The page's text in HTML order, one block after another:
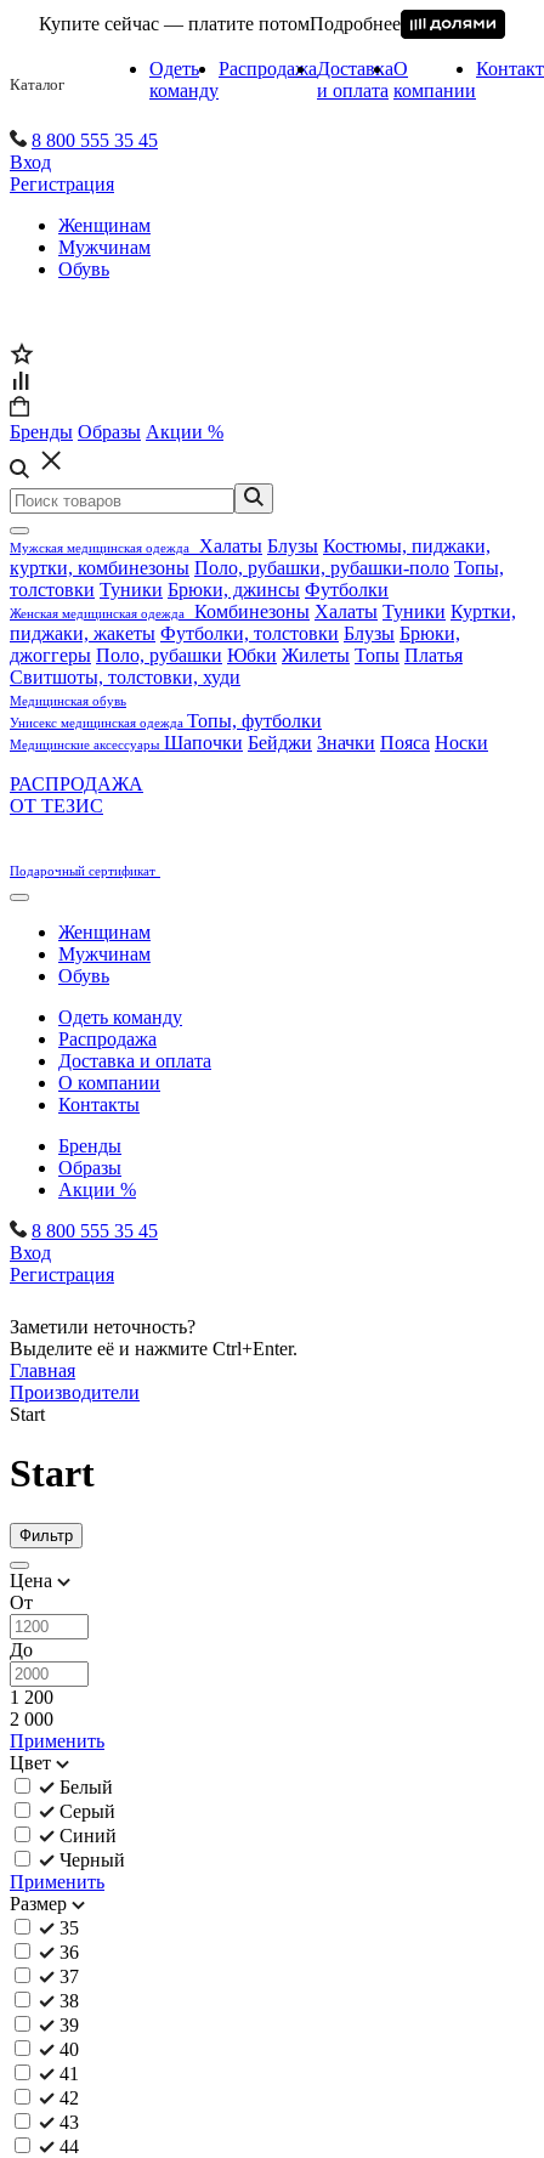
Купите сейчас — платите потомПодробнее
Каталог
Одеть
команду
РаспродажаДоставка
и оплата
О
компании
8 800 555 35 45
Вход
Регистрация
Женщинам
Мужчинам
Обувь
Бренды Образы Акции %
Мужская медицинская одежда Халаты Блузы Костюмы, пиджаки,
куртки, комбинезоны Поло, рубашки, рубашки-поло Топы,
толстовки Туники Брюки, джинсы Футболки
Женская медицинская одежда Комбинезоны Халаты Туники Куртки,
пиджаки, жакеты Футболки, толстовки Блузы Брюки,
джоггеры Поло, рубашки Юбки Жилеты Топы Платья
Свитшоты, толстовки, худи
Медицинская обувь
Унисекс медицинская одежда Топы, футболки
Медицинские аксессуары Шапочки Бейджи Значки Пояса Носки
РАСПРОДАЖА
ОТ ТЕЗИС
Подарочный сертификат
Женщинам
Мужчинам
Обувь
Одеть команду
Распродажа
Доставка и оплата
О компании
Контакты
Бренды
Образы
Акции %
8 800 555 35 45
Вход
Регистрация
Заметили неточность?
Выделите её и нажмите Ctrl+Enter.
Главная
Производители
Start
Start
Фильтр
Цена
От
До
1 200
2 000
Применить
Цвет
Белый
Серый
Синий
Черный
Применить
Размер
35
36
37
38
39
40
41
42
43
44